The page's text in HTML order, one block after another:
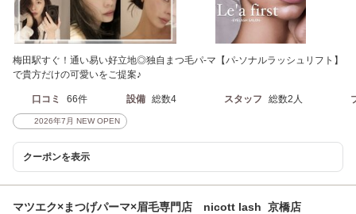
梅田駅すぐ！通い易い好立地◎独自まつ毛パ-マ【パ-ソナルラッシュリフト】
で貴方だけの可愛いをご提案♪
口コミ 66件 設備 総数4 スタッフ 総数2人
2026年7月 NEW OPEN
クーポンを表示
マツエク×まつげパーマ×眉毛専門店 nicott lash 京橋店